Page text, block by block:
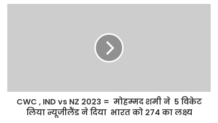
CWC , IND vs NZ 2023 = मोहम्मद शमी ने 5 विकेट
लिया न्यूजीलैंड ने दिया भारत को 274 का लक्ष्य